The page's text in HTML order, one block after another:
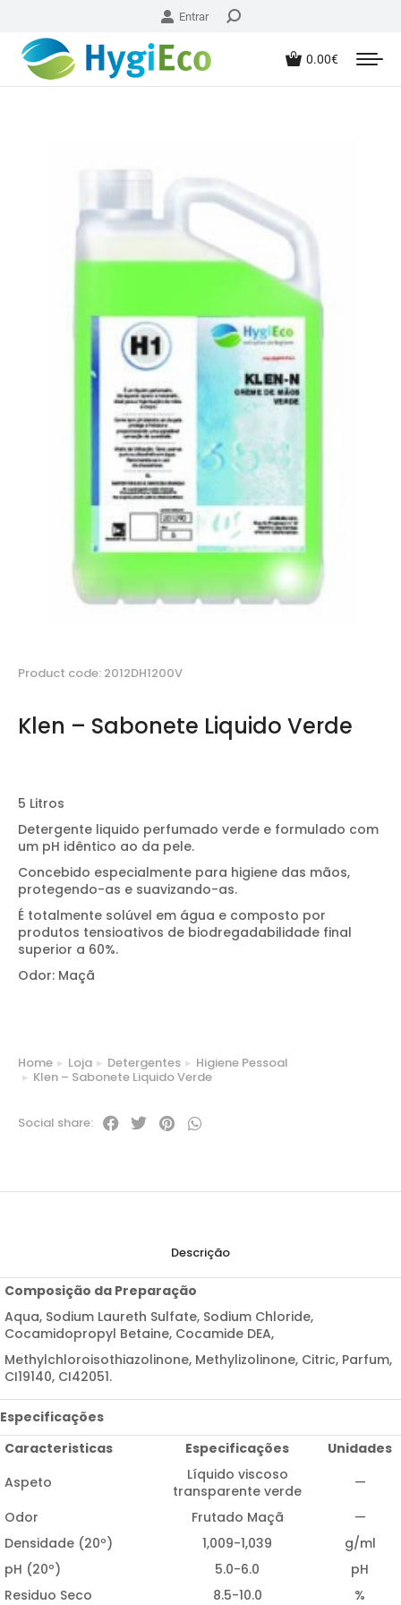
Entrar
0.00€
Product code: 2012DH1200V
Klen – Sabonete Liquido Verde
5 Litros
Detergente liquido perfumado verde e formulado com
um pH idêntico ao da pele.
Concebido especialmente para higiene das mãos,
protegendo-as e suavizando-as.
É totalmente solúvel em água e composto por
produtos tensioativos de biodregadabilidade final
superior a 60%.
Odor: Maçã
You are here:
Home Loja Detergentes
Higiene Pessoal
Klen – Sabonete Liquido Verde
Social share:
Descrição
Composição da Preparação
Aqua, Sodium Laureth Sulfate, Sodium Chloride,
Cocamidopropyl Betaine, Cocamide DEA,
Methylchloroisothiazolinone, Methylizolinone, Citric, Parfum,
CI19140, CI42051.
Especificações
Caracteristicas
Especificações
Unidades
Aspeto
Líquido viscoso
transparente verde
—
Odor
Frutado Maçã
—
Densidade (20º)
1,009-1,039
g/ml
pH (20º)
5.0-6.0
pH
Residuo Seco
8.5-10.0 %